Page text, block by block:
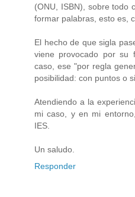
(ONU, ISBN), sobre todo
formar palabras, esto es,
El hecho de que sigla
viene provocado por su
caso, ese "por regla
posibilidad: con puntos o
Atendiendo a la
mi caso, y en mi
IES.
Un saludo.
Responder